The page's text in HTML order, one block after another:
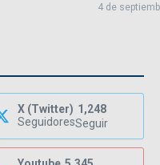
4 de
X (Twitter) 1,248
SeguidoresSeguir